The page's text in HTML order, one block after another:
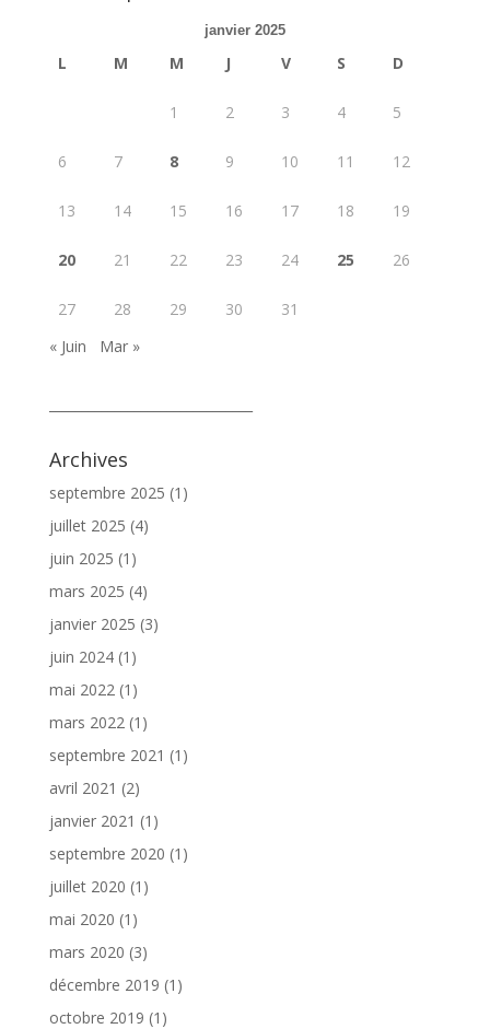
janvier 2025
L M M J V S D
1 2 3 4 5
6 7 8 9 10 11 12
13 14 15 16 17 18 19
20 21 22 23 24 25 26
27 28 29 30
31
« Juin
Mar »
Archives
septembre 2025 (1)
juillet 2025 (4)
juin 2025 (1)
mars 2025 (4)
janvier 2025 (3)
juin 2024(1)
mai 2022(1)
mars 2022(1)
septembre 2021 (1)
avril 2021 (2)
janvier 2021 (1)
septembre 2020 (1)
juillet 2020 (1)
mai 2020 (1)
mars 2020 (3)
décembre 2019 (1)
octobre 2019 (1)